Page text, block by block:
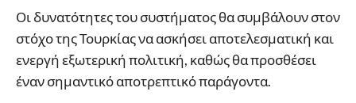
Οι δυνατότητες του συστήματος θα συμβάλουν στον
στόχο της Τουρκίας να ασκήσει αποτελεσματική και
ενεργή εξωτερική πολιτική, καθώς θα προσθέσει
έναν σημαντικό αποτρεπτικό παράγοντα.